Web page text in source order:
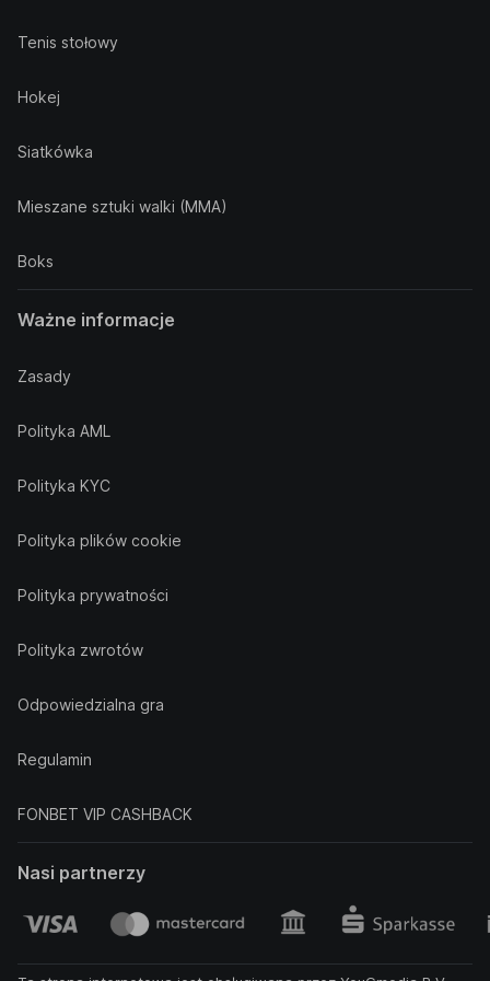
Tenis stołowy
Hokej
Siatkówka
Mieszane sztuki walki (MMA)
Boks
Ważne informacje
Zasady
Polityka AML
Polityka KYC
Polityka plików cookie
Polityka prywatności
Polityka zwrotów
Odpowiedzialna gra
Regulamin
FONBET VIP CASHBACK
Nasi partnerzy